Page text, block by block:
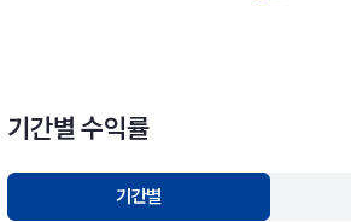
기간별 수익률
기간별